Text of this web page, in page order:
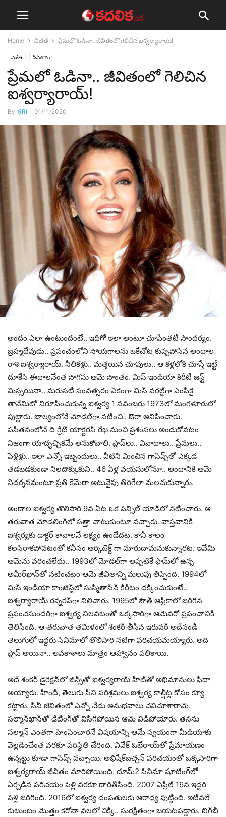
Home విజేత ప్రేమ‌లో ఓడినా.. జీవితంలో గెలిచిన ఐశ్వ‌ర్యారాయ్‌!
విజేత సినీలోకం
ప్రేమ‌లో ఓడినా.. జీవితంలో గెలిచిన
ఐశ్వ‌ర్యారాయ్‌!
By SRI - 01/11/2020
అందం ఎలా ఉంటుందంటే.. ఇదిగో ఇలా అంటూ చూపేంత‌టి సౌంద‌ర్యం.
బ్ర‌హ్మ‌దేవుడు.. ప్ర‌పంచంలోని సోయ‌గాల‌ను ఒకేచోట కుప్ప‌పోసిన అందాల
రాశి ఐశ్వ‌ర్యారాయ్‌. నీలిక‌ళ్లు.. మ‌త్త‌యిన చూపులు.. ఆ క‌ళ్ల‌లోకి చూస్తే ఇట్టే
దూకేసి ఈదాల‌నేంత సొగ‌సు ఆమె సొంతం. మిస్ ఇండియా కిరీటీ జ‌స్ట్
మిస్స‌యినా.. మ‌రుస‌టి సంవ‌త్స‌రం ఏకంగా మిస్ వ‌ర‌ల్డ్‌గా ఎంపికై
తానేమిటో నిరూపించుకున్న ఐశ్వ‌ర్య 1 న‌వంబ‌రు 1973లో మంగ‌ళూరులో
పుట్టారు. బాల్యంలోనే మోడ‌ల్‌గా న‌టించి.. ఔరా అనిపించారు.
ప‌సిత‌నంలోనే ది గ్రేట్ యాక్ట‌ర‌స్ రేఖ నుంచి ప్ర‌శంస‌లు అందుకోవ‌టం
నిజంగా యాదృచ్ఛిక‌మే అనుకోవాలి. ప్లాప్‌లు.. వివాదాలు.. ప్రేమలు..
పెళ్లిళ్లు.. ఇలా ఎన్నో ఇబ్బందులు.. వీటిని మించిన గాసిప్స్‌తో ఎక్క‌డ
త‌డ‌బ‌డ‌కుండా నిల‌దొక్కుకుని.. 46 ఏళ్ల వ‌య‌సులోనూ.. అందానికి ఆమె
నిద‌ర్శ‌న‌మంటూ ప్ర‌తి కెమెరా అటువైపు తిరిగేలా మ‌ల‌చుకున్నారు.
అందాల ఐశ్వ‌ర్య తొలిసారి 9వ ఏట ఒక పెన్సిల్ యాడ్‌లో న‌టించారు. ఆ
త‌రువాత మోడ‌లింగ్‌లో స‌త్తా చాటుకుంటూ వ‌చ్చారు. వాస్త‌వానికి
ఐశ్వ‌ర్య‌కు డాక్ట‌ర్ కావాల‌నే ల‌క్ష్యం ఉండేద‌ట‌. కానీ కాలం
క‌ల‌సిరాక‌పోవ‌టంతో క‌నీసం ఆర్కిటెక్ట్ గా మారుదామనుకున్నార‌ట‌. ఇవేమి
ఆమెను వ‌రించ‌లేదు.. 1993లో మోడ‌ల్‌గా అప్ప‌టికే ఫామ్‌లో ఉన్న
అమీర్‌ఖాన్‌తో న‌టించ‌టం ఆమె జీవితాన్ని మ‌లుపు తిప్పింది. 1994లో
మిస్ ఇండియా కాంటెస్ట్‌లో సుస్మితాసేన్ కిరీటం ద‌క్కించుకుంటే..
ఐశ్వ‌ర్యారాయ్ ర‌న్న‌ర‌ప్‌గా నిలిచారు. 1995లో సౌత్ ఆఫ్రికాలో జ‌రిగిన
ప్ర‌పంచ‌సుంద‌రిగా ఐశ్వ‌ర్య నిల‌వ‌టంతో ఒక్క‌సారిగా ఆమెవ‌రో ప్ర‌పంచానికి
తెలిసింది. ఆ త‌రువాత త‌మిళంలో శంక‌ర్ తీసిన ఇరువ‌ర్ అదేనండీ
తెలుగులో ఇద్ద‌రు సినిమాలో తొలిసారి న‌టిగా ప‌రిచ‌య‌మ‌య్యారు. అది
ప్లాప్ అయినా.. అవ‌కాశాలు మాత్రం ఆహ్వానం ప‌లికాయి.
అదే శంక‌ర్ డైరెక్ష‌న్‌లో జీన్స్‌తో ఐశ్వ‌ర్య‌రాయ్ హిట్‌తో అభిమానులు ఫిదా
అయ్యారు. హిందీ, తెలుగు సిని ప‌రిశ్ర‌మ‌లు ఐశ్వ‌ర్య కాల్షీట్ల కోసం క్యూ
క‌ట్టారు. సినీ జీవితంలో ఎన్నో చేదు అనుభ‌వాలు చ‌విచూశారామె.
సల్మాన్‌ఖాన్‌తో డేటింగ్‌తో విసిగిపోయిన ఆమె విడిపోయారు. త‌న‌ను
స‌ల్మాన్ ఎంత‌గా హింసించార‌నే విష‌యాన్ని ఆమే స్వ‌యంగా మీడియాకు
వెల్ల‌డించేంత వ‌ర‌కూ ప‌రిస్థితి చేరింది. వివేక్ ఓబేరాయ్‌తో ప్రేమాయ‌ణం
ఉన్న‌ట్టు కూడా గాసిప్స్ వ‌చ్చాయి. అభిషేక్‌బ‌చ్చ‌న్ ప‌రిచ‌యంతో ఒక్క‌సారిగా
ఐశ్వ‌ర్య‌రాయ్ జీవితం మారిపోయింది. దూమ్‌2 సినిమా షూటింగ్‌లో
ఏర్ప‌డిన ప‌రిచ‌యం పెళ్లి వ‌ర‌కూ దారితీసింది. 2007 ఏప్రిల్ 16న ఇద్ద‌రి
పెళ్లి జ‌రిగింది. 2016లో ఐశ్వర్య దంప‌తుల‌కు ఆరాధ్య పుట్టింది. ఇటీవ‌లే
కుటుంబం మొత్తం క‌రోనా వ‌ల‌లో చిక్కి.. సుర‌క్షితంగా బ‌య‌ట‌ప‌డ్డారు. బిగ్‌బీ